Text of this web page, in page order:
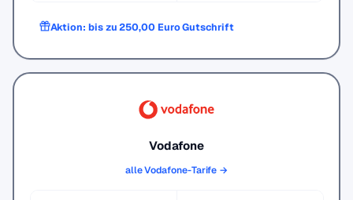
Aktion: bis zu 250,00 Euro Gutschrift
Vodafone
alle Vodafone-Tarife →